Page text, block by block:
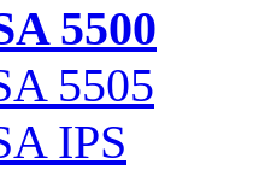
5500
5505
IPS